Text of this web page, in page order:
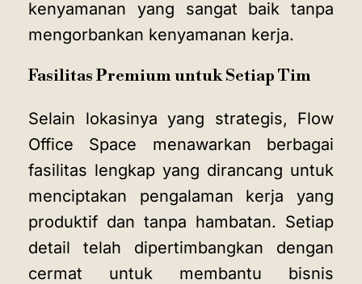
kenyamanan yang sangat baik tanpa
mengorbankan kenyamanan kerja.
Fasilitas Premium untuk Setiap Tim
Selain lokasinya yang strategis, Flow
Office Space menawarkan berbagai
fasilitas lengkap yang dirancang untuk
menciptakan pengalaman kerja yang
produktif dan tanpa hambatan. Setiap
detail telah dipertimbangkan dengan
cermat untuk membantu bisnis